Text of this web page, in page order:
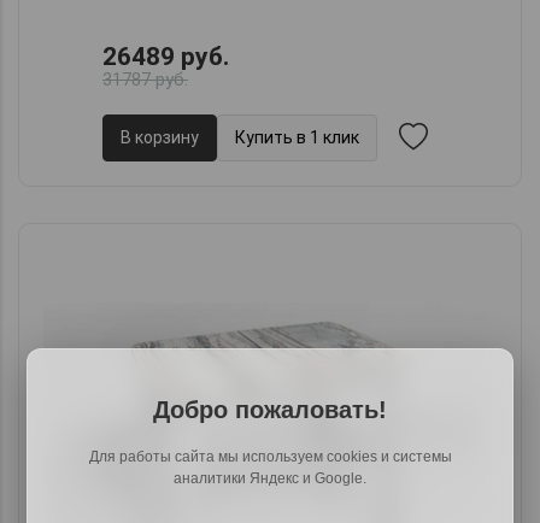
26489 руб.
31787 руб.
В корзину Купить в 1 клик
Добро пожаловать!
Для работы сайта мы используем cookies и системы
аналитики Яндекс и Google.